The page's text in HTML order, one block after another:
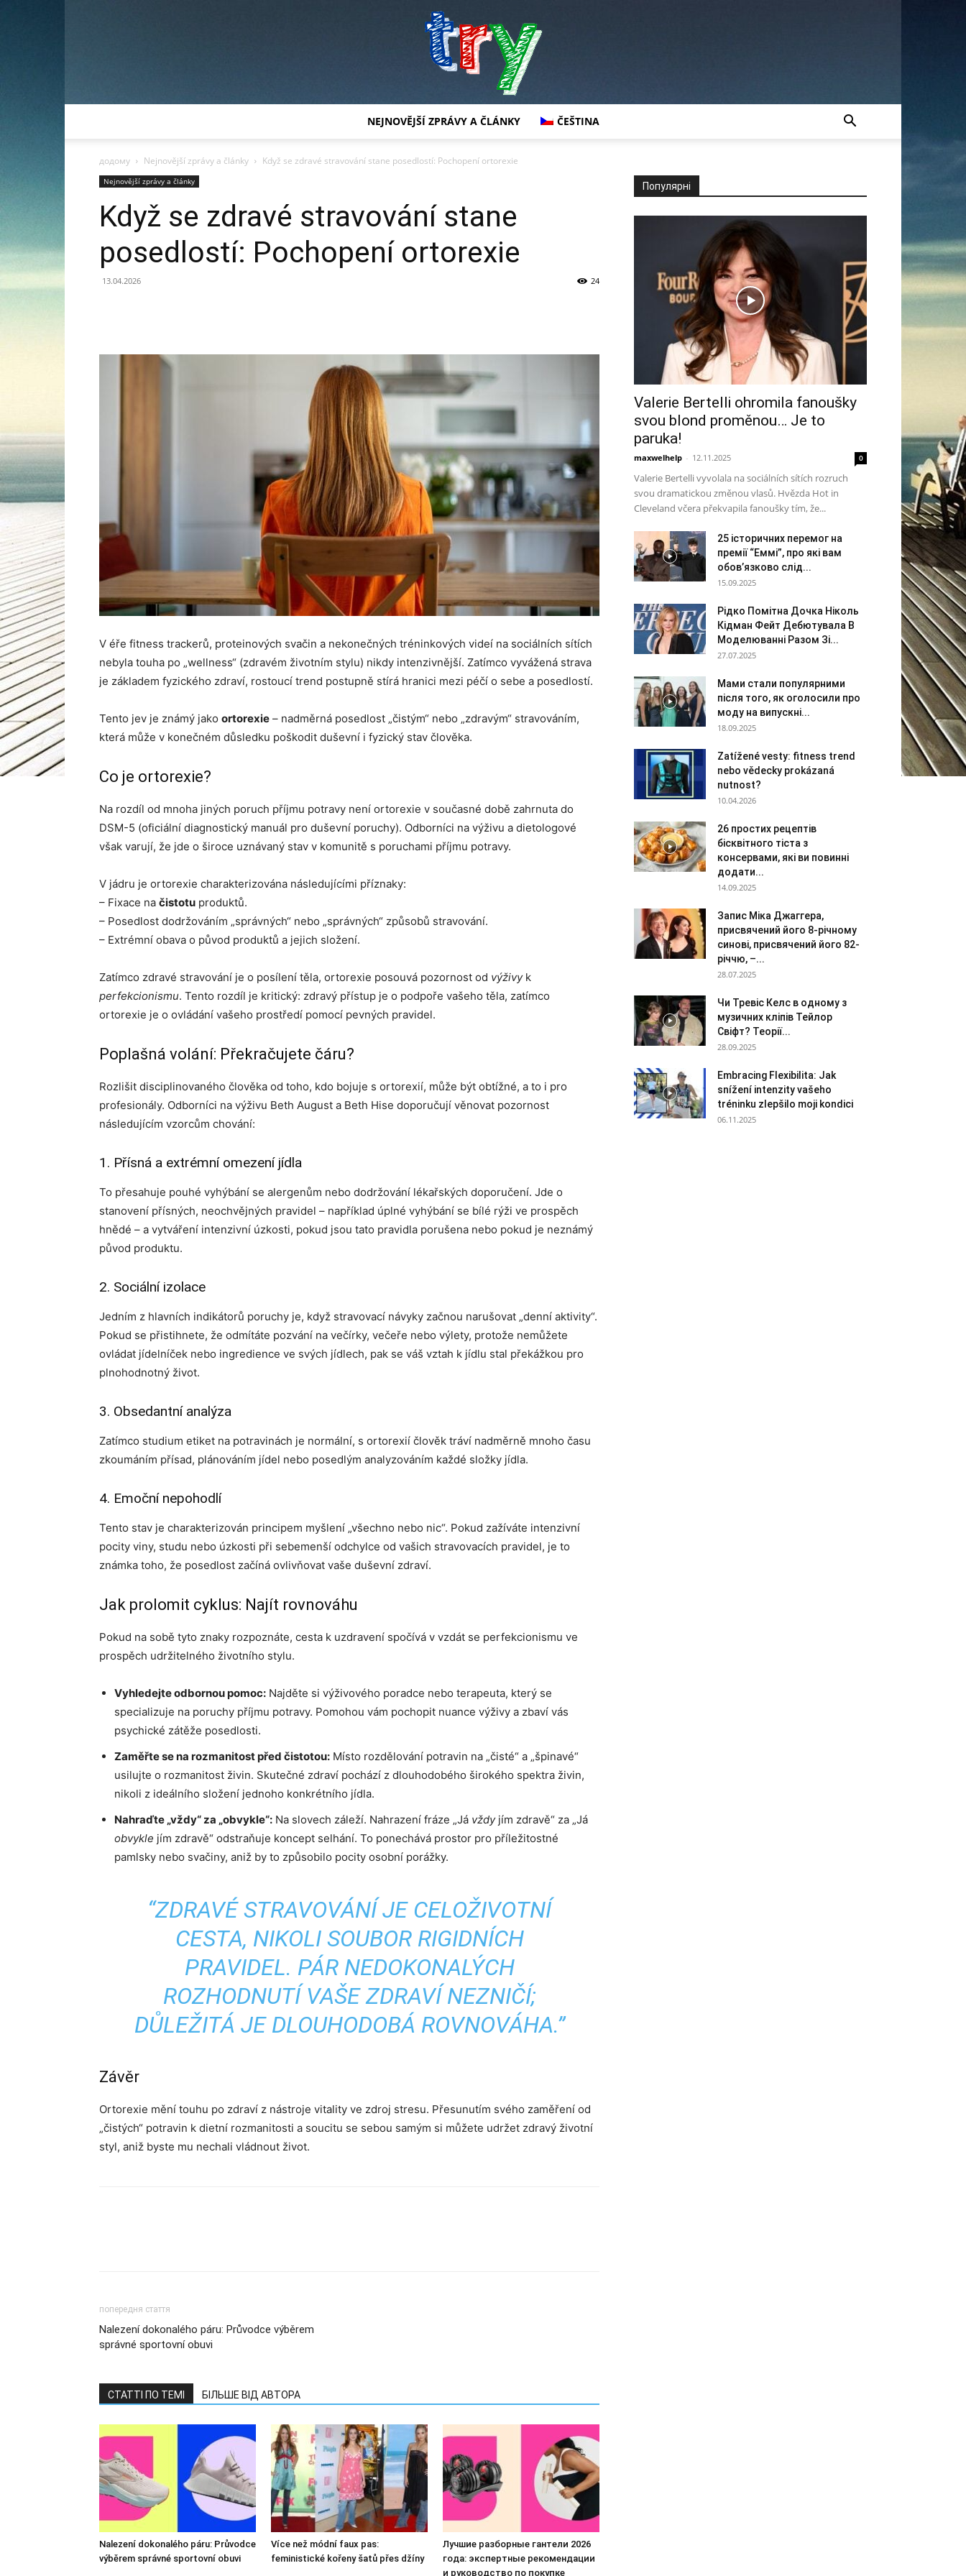
NEJNOVĚJŠÍ ZPRÁVY A ČLÁNKY ČEŠTINA
додому Nejnovější zprávy a články Když se zdravé stravování stane posedlostí: Pochopení ortorexie
Nejnovější zprávy a články
Když se zdravé stravování stane
posedlostí: Pochopení ortorexie
13.04.2026 24
V éře fitness trackerů, proteinových svačin a nekonečných tréninkových videí na sociálních sítích
nebyla touha po „wellness“ (zdravém životním stylu) nikdy intenzivnější. Zatímco vyvážená strava
je základem fyzického zdraví, rostoucí trend postupně stírá hranici mezi péčí o sebe a posedlostí.
Tento jev je známý jako ortorexie – nadměrná posedlost „čistým“ nebo „zdravým“ stravováním,
která může v konečném důsledku poškodit duševní i fyzický stav člověka.
Co je ortorexie?
Na rozdíl od mnoha jiných poruch příjmu potravy není ortorexie v současné době zahrnuta do
DSM-5 (oficiální diagnostický manuál pro duševní poruchy). Odborníci na výživu a dietologové
však varují, že jde o široce uznávaný stav v komunitě s poruchami příjmu potravy.
V jádru je ortorexie charakterizována následujícími příznaky:
– Fixace na čistotu produktů.
– Posedlost dodržováním „správných“ nebo „správných“ způsobů stravování.
– Extrémní obava o původ produktů a jejich složení.
Zatímco zdravé stravování je o posílení těla, ortorexie posouvá pozornost od výživyk
perfekcionismu. Tento rozdíl je kritický: zdravý přístup je o podpoře vašeho těla, zatímco
ortorexie je o ovládání vašeho prostředí pomocí pevných pravidel.
Poplašná volání: Překračujete čáru?
Rozlišit disciplinovaného člověka od toho, kdo bojuje s ortorexií, může být obtížné, a to i pro
profesionály. Odborníci na výživu Beth August a Beth Hise doporučují věnovat pozornost
následujícím vzorcům chování:
1. Přísná a extrémní omezení jídla
To přesahuje pouhé vyhýbání se alergenům nebo dodržování lékařských doporučení. Jde o
stanovení přísných, neochvějných pravidel – například úplné vyhýbání se bílé rýži ve prospěch
hnědé – a vytváření intenzivní úzkosti, pokud jsou tato pravidla porušena nebo pokud je neznámý
původ produktu.
2. Sociální izolace
Jedním z hlavních indikátorů poruchy je, když stravovací návyky začnou narušovat „denní aktivity“.
Pokud se přistihnete, že odmítáte pozvání na večírky, večeře nebo výlety, protože nemůžete
ovládat jídelníček nebo ingredience ve svých jídlech, pak se váš vztah k jídlu stal překážkou pro
plnohodnotný život.
3. Obsedantní analýza
Zatímco studium etiket na potravinách je normální, s ortorexií člověk tráví nadměrně mnoho času
zkoumáním přísad, plánováním jídel nebo posedlým analyzováním každé složky jídla.
4. Emoční nepohodlí
Tento stav je charakterizován principem myšlení „všechno nebo nic“. Pokud zažíváte intenzivní
pocity viny, studu nebo úzkosti při sebemenší odchylce od vašich stravovacích pravidel, je to
známka toho, že posedlost začíná ovlivňovat vaše duševní zdraví.
Jak prolomit cyklus: Najít rovnováhu
Pokud na sobě tyto znaky rozpoznáte, cesta k uzdravení spočívá v vzdát se perfekcionismu ve
prospěch udržitelného životního stylu.
Vyhledejte odbornou pomoc: Najděte si výživového poradce nebo terapeuta, který se
specializuje na poruchy příjmu potravy. Pomohou vám pochopit nuance výživy a zbaví vás
psychické zátěže posedlosti.
Zaměřte se na rozmanitost před čistotou: Místo rozdělování potravin na „čisté“ a „špinavé“
usilujte o rozmanitost živin. Skutečné zdraví pochází z dlouhodobého širokého spektra živin,
nikoli z ideálního složení jednoho konkrétního jídla.
Nahraďte „vždy“ za „obvykle“: Na slovech záleží. Nahrazení fráze „Já vždyjím zdravě“ za „Já
obvykle jím zdravě“ odstraňuje koncept selhání. To ponechává prostor pro příležitostné
pamlsky nebo svačiny, aniž by to způsobilo pocity osobní porážky.
“ZDRAVÉ STRAVOVÁNÍ JE CELOŽIVOTNÍ
CESTA, NIKOLI SOUBOR RIGIDNÍCH
PRAVIDEL. PÁR NEDOKONALÝCH
ROZHODNUTÍ VAŠE ZDRAVÍ NEZNIČÍ;
DŮLEŽITÁ JE DLOUHODOBÁ ROVNOVÁHA.”
Závěr
Ortorexie mění touhu po zdraví z nástroje vitality ve zdroj stresu. Přesunutím svého zaměření od
„čistých“ potravin k dietní rozmanitosti a soucitu se sebou samým si můžete udržet zdravý životní
styl, aniž byste mu nechali vládnout život.
попередня стаття
Nalezení dokonalého páru: Průvodce výběrem
správné sportovní obuvi
СТАТТІ ПО ТЕМІ БІЛЬШЕ ВІД АВТОРА
Nalezení dokonalého páru: Průvodce
výběrem správné sportovní obuvi
Více než módní faux pas:
feministické kořeny šatů přes džíny
Лучшие разборные гантели 2026
года: экспертные рекомендации
и руководство по покупке
Популярні
Valerie Bertelli ohromila fanoušky
svou blond proměnou… Je to
paruka!
maxwelhelp - 12.11.2025 0
Valerie Bertelli vyvolala na sociálních sítích rozruch
svou dramatickou změnou vlasů. Hvězda Hot in
Cleveland včera překvapila fanoušky tím, že...
25 історичних перемог на
премії “Еммі”, про які вам
обов’язково слід...
15.09.2025
Рідко Помітна Дочка Ніколь
Кідман Фейт Дебютувала В
Моделюванні Разом Зі...
27.07.2025
Мами стали популярними
після того, як оголосили про
моду на випускні...
18.09.2025
Zatížené vesty: fitness trend
nebo vědecky prokázaná
nutnost?
10.04.2026
26 простих рецептів
бісквітного тіста з
консервами, які ви повинні
додати...
14.09.2025
Запис Міка Джаггера,
присвячений його 8-річному
синові, присвячений його 82-
річчю, –...
28.07.2025
Чи Тревіс Келс в одному з
музичних кліпів Тейлор
Свіфт? Теорії...
28.09.2025
Embracing Flexibilita: Jak
snížení intenzity vašeho
tréninku zlepšilo moji kondici
06.11.2025